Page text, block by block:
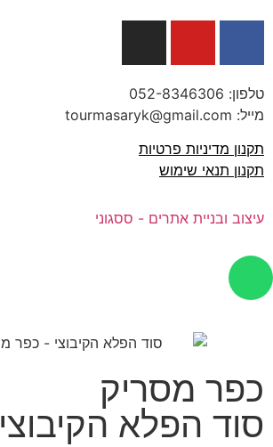
טלפון: 052-8346306
מייל: tourmasaryk@gmail.com
תקנון מדיניות פרטיות
תקנון תנאי שימוש
עיצוב ובניית אתרים - ססגוני
כפר מסריק
סוד הפלא הקיבוצי